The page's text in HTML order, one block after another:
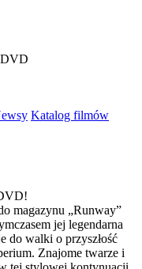
Katalog filmów
magazynu „Runway”
jej legendarna
do walki o przyszłość
Znajome twarze i